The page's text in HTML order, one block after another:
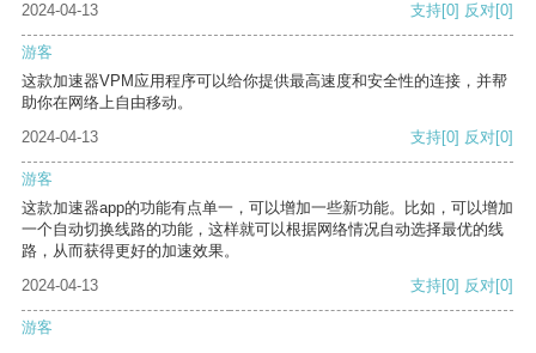
2024-04-13
支持[0] 反对[0]
游客
这款加速器VPM应用程序可以给你提供最高速度和安全性的连接，并帮
助你在网络上自由移动。
2024-04-13
支持[0] 反对[0]
游客
这款加速器app的功能有点单一，可以增加一些新功能。比如，可以增加
一个自动切换线路的功能，这样就可以根据网络情况自动选择最优的线
路，从而获得更好的加速效果。
2024-04-13
支持[0] 反对[0]
游客